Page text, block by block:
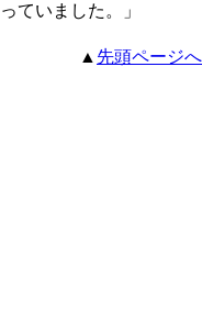
ていました。」
▲ 先頭ページへ